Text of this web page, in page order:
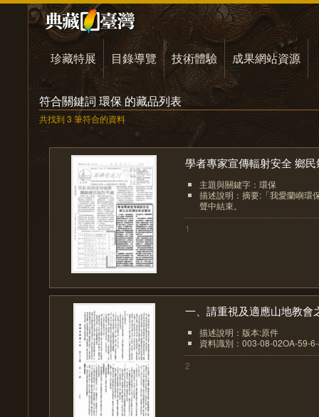
珍藏特展 目錄導覽 技術體驗 成果網站資源
符合關鍵詞 環保 的藏品列表
共找到 3 筆符合的資料
學者專家宣傳輻射安全 鄉民
主題與關鍵字：環保
描述說明：摘要:「我愛蘭嶼環
聲中結束。
1
一、請重視及適應山地教會
描述說明：版本:原件
資料識別：003-08-02OA-59-
2